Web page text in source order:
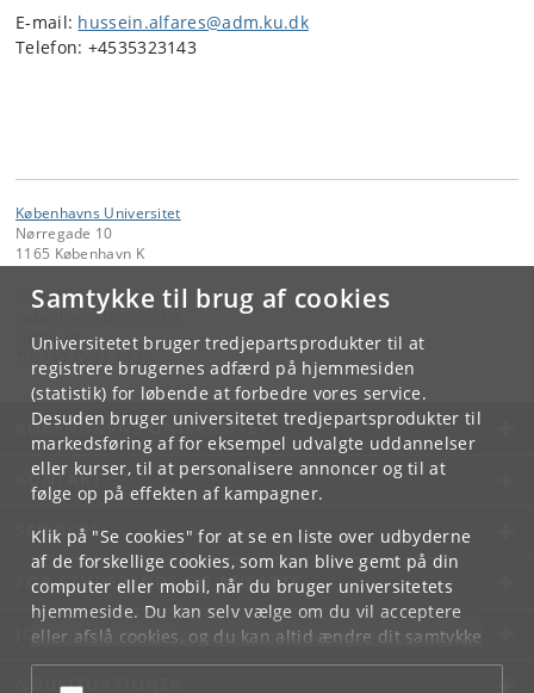
Samtykke til brug af cookies
Universitetet bruger tredjepartsprodukter til at
registrere brugernes adfærd på hjemmesiden
(statistik) for løbende at forbedre vores service.
Desuden bruger universitetet tredjepartsprodukter til
markedsføring af for eksempel udvalgte uddannelser
eller kurser, til at personalisere annoncer og til at
følge op på effekten af kampagner.
Klik på "Se cookies" for at se en liste over udbyderne
af de forskellige cookies, som kan blive gemt på din
computer eller mobil, når du bruger universitetets
hjemmeside. Du kan selv vælge om du vil acceptere
eller afslå cookies, og du kan altid ændre dit samtykke
underCookie- og privatlivspolitiksom du finder i
bunden af hver side.
E-mail: hussein.alfares@adm.ku.dk
Telefon: +4535323143
Københavns Universitet
Nørregade 10
1165 København K
Kontakt:
Københavns Universitet
@ku.dk
KØBENHAVNS UNIVERSITET
KONTAKT
SERVICES
FOR STUDERENDE OG ANSATTE
JOB OG KARRIERE
NØDSITUATIONER